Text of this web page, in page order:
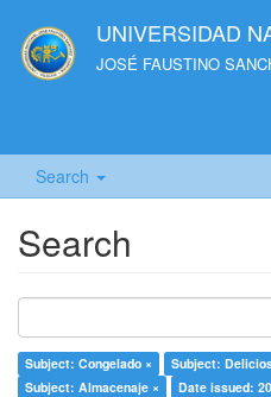
UNIVERSIDAD
JOSÉ FAUSTINO
Search
Search
Subject: Congelado × Subject:
Subject: Almacenaje ×
Date issued: